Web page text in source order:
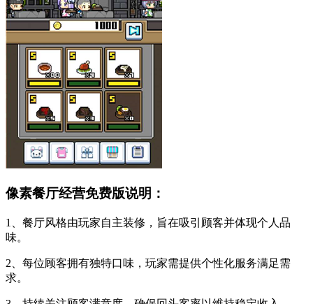
像素餐厅经营免费版说明：
1、餐厅风格由玩家自主装修，旨在吸引顾客并体现个人品
味。
2、每位顾客拥有独特口味，玩家需提供个性化服务满足需
求。